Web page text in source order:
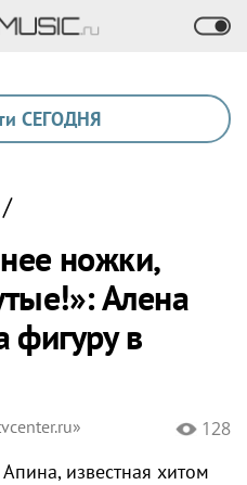
СЕГОДНЯ
/
ножки,
Алена
фигуру в
128
известная хитом